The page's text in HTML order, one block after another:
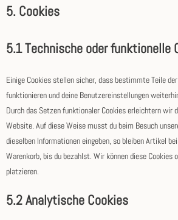
5. Cookies
5.1 Technische oder funktionelle
Einige Cookies stellen sicher, dass bestimmte Teile
funktionieren und deine Benutzereinstellungen
Durch das Setzen funktionaler Cookies erleichtern wir
Website. Auf diese Weise musst du beim Besuch
dieselben Informationen eingeben, so bleiben Artikel
Warenkorb, bis du bezahlst. Wir können diese Cookies
platzieren.
5.2 Analytische Cookies